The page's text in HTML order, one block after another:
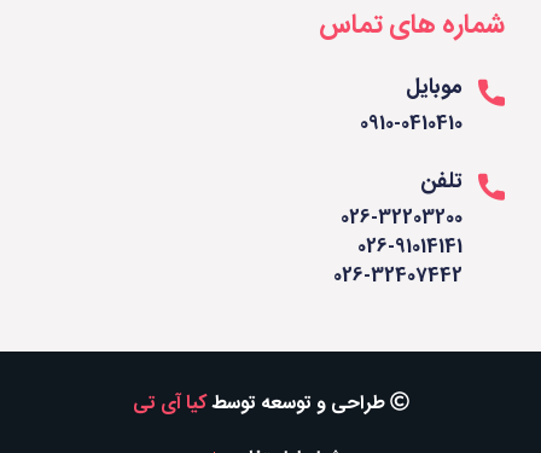
شماره های تماس
موبایل
0910-0410410
تلفن
026-32203200
026-91014141
026-32407442
طراحی و توسعه توسطکیا آی تی